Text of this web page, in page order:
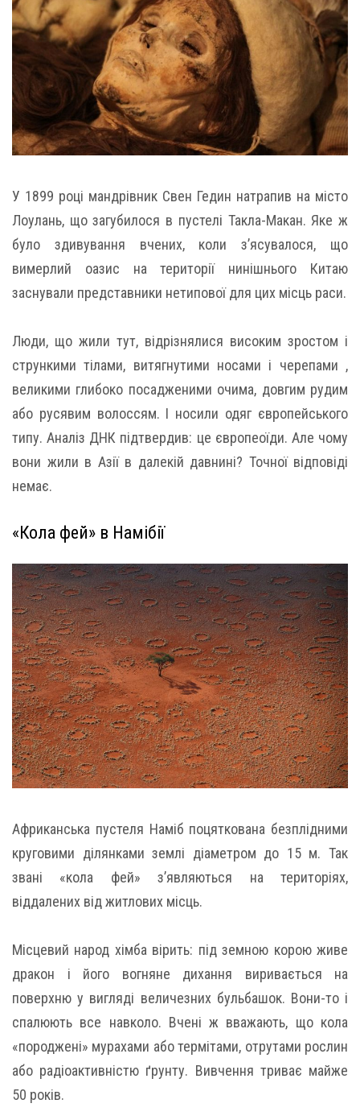
У 1899 році мандрівник Свен Гедин натрапив на місто
Лоулань, що загубилося в пустелі Такла-Макан. Яке ж
було здивування вчених, коли з’ясувалося, що
вимерлий оазис на території нинішнього Китаю
заснували представники нетипової для цих місць раси.
Люди, що жили тут, відрізнялися високим зростом і
стрункими тілами, витягнутими носами і черепами ,
великими глибоко посадженими очима, довгим рудим
або русявим волоссям. І носили одяг європейського
типу. Аналіз ДНК підтвердив: це європеоїди. Але чому
вони жили в Азії в далекій давнині? Точної відповіді
немає.
«Кола фей» в Намібії
Африканська пустеля Наміб поцяткована безплідними
круговими ділянками землі діаметром до 15 м. Так
звані «кола фей» з’являються на територіях,
віддалених від житлових місць.
Місцевий народ хімба вірить: під земною корою живе
дракон і його вогняне дихання виривається на
поверхню у вигляді величезних бульбашок. Вони-то і
спалюють все навколо. Вчені ж вважають, що кола
«породжені» мурахами або термітами, отрутами рослин
або радіоактивністю ґрунту. Вивчення триває майже
50 років.